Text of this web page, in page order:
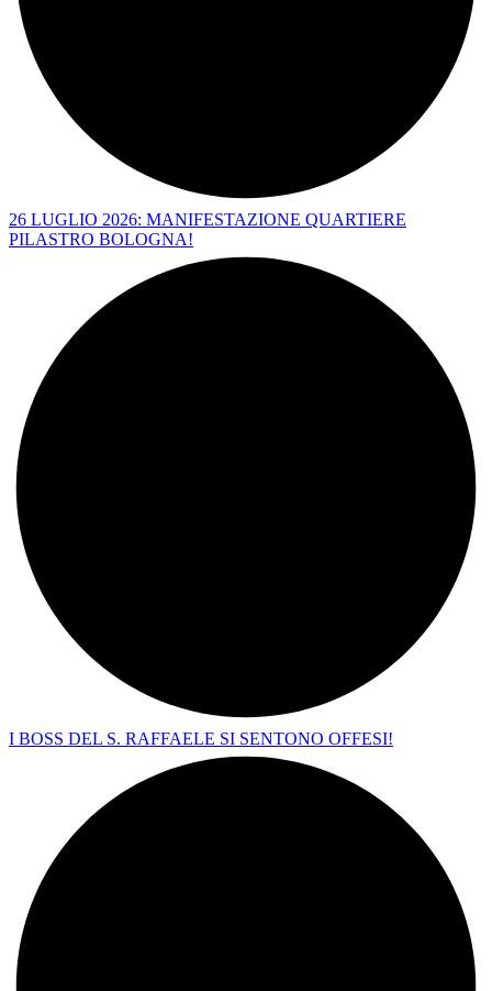
26 LUGLIO 2026: MANIFESTAZIONE QUARTIERE
PILASTRO BOLOGNA!
I BOSS DEL S. RAFFAELE SI SENTONO OFFESI!